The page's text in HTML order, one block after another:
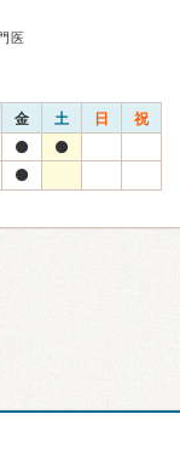
医
金 土 日 祝